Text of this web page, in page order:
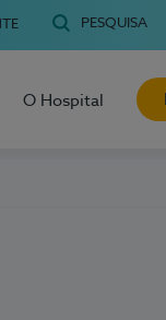
PESQUISA
O Hospital